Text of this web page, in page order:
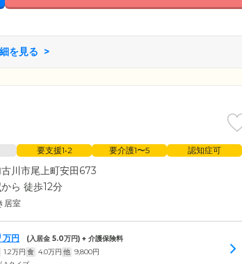
を見る
要支援1•2 要介護1〜5 認知症可
川市尾上町安田673
から 徒歩12分
居室
万円 (入居金 5.0万円) + 介護保険料
1.2万円 食 4.0万円 他 9,800円